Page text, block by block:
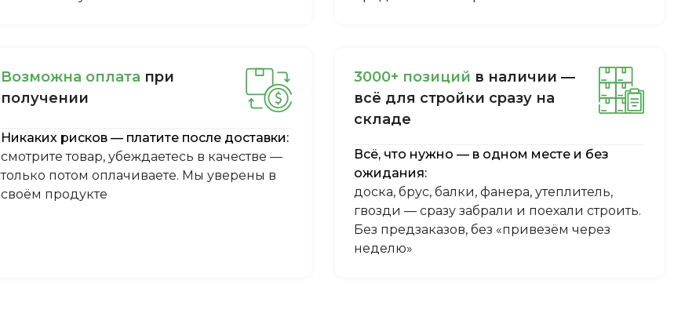
Boзмoжнa oплaтa пpи
пoлучeнии
Никаких рисков — платите после доставки:
смотрите товар, убеждаетесь в качестве —
только потом оплачиваете. Мы уверены в
своём продукте
3000+ пoзиций в нaличии —
вcё для cтpoйки cpaзу нa
cклaдe
Всё, что нужно — в одном месте и без
ожидания:
доска, брус, балки, фанера, утеплитель,
гвозди — сразу забрали и поехали строить.
Без предзаказов, без «привезём через
неделю»